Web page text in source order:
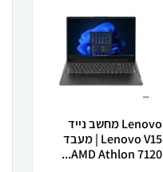
Lenovo מחשב נייד
Lenovo V15 | מעבד
AMD Athlon 7120...